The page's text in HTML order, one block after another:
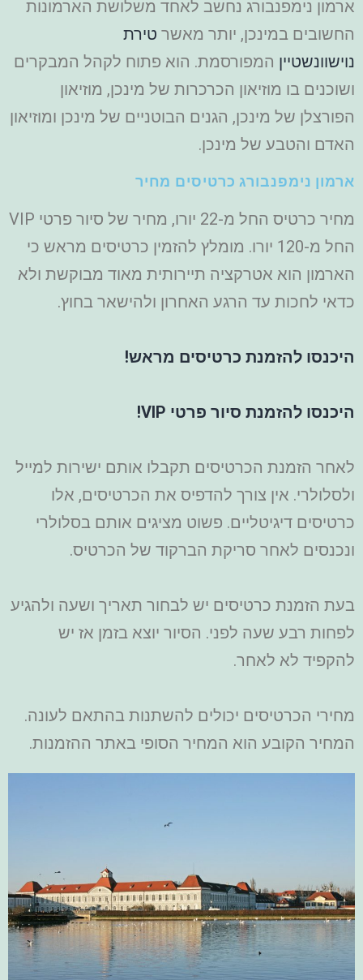
ארמון נימפנבורג נחשב לאחד משלושת הארמונות
החשובים במינכן, יותר מאשר טירת
נוישוונשטיין המפורסמת. הוא פתוח לקהל המבקרים
ושוכנים בו מוזיאון הכרכרות של מינכן, מוזיאון
הפורצלן של מינכן, הגנים הבוטניים של מינכן ומוזיאון
האדם והטבע של מינכן.
ארמון נימפנבורג כרטיסים מחיר
מחיר כרטיס החל מ-22 יורו, מחיר של סיור פרטי VIP
החל מ-120 יורו. מומלץ להזמין כרטיסים מראש כי
הארמון הוא אטרקציה תיירותית מאוד מבוקשת ולא
כדאי לחכות עד הרגע האחרון ולהישאר בחוץ.
היכנסו להזמנת כרטיסים מראש!
היכנסו להזמנת סיור פרטי VIP!
לאחר הזמנת הכרטיסים תקבלו אותם ישירות למייל
ולסלולרי. אין צורך להדפיס את הכרטיסים, אלו
כרטיסים דיגיטליים. פשוט מציגים אותם בסלולרי
ונכנסים לאחר סריקת הברקוד של הכרטיס.
בעת הזמנת כרטיסים יש לבחור תאריך ושעה ולהגיע
לפחות רבע שעה לפני. הסיור יוצא בזמן אז יש
להקפיד לא לאחר.
מחירי הכרטיסים יכולים להשתנות בהתאם לעונה.
המחיר הקובע הוא המחיר הסופי באתר ההזמנות.